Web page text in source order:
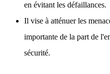
en évitant les défaillances.
Il vise à atténuer les
importante de la part de
sécurité.